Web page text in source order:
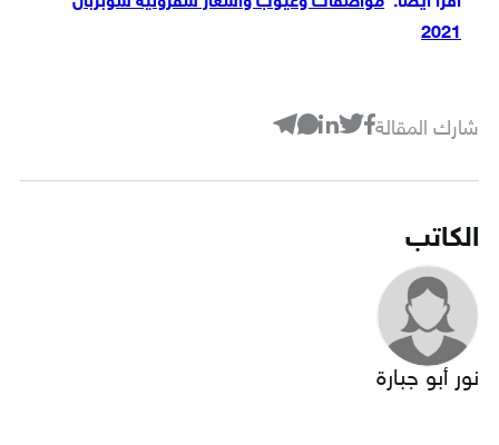
2021
شارك المقالة
الكاتب
نور أبو جبارة